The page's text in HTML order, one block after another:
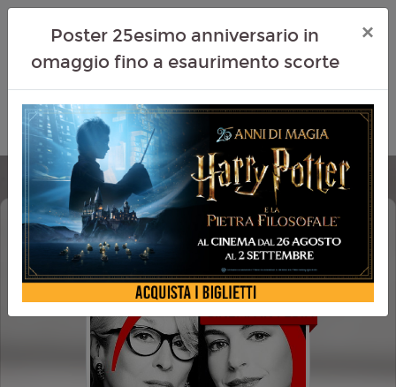
IL DIAVOLO VESTE PRADA 2 (THE
DEVIL WEARS PRADA 2)
Poster 25esimo anniversario in
omaggio fino a esaurimento scorte
×